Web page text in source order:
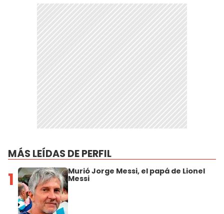
MÁS LEÍDAS DE PERFIL
1 Murió Jorge Messi, el papá de Lionel
Messi